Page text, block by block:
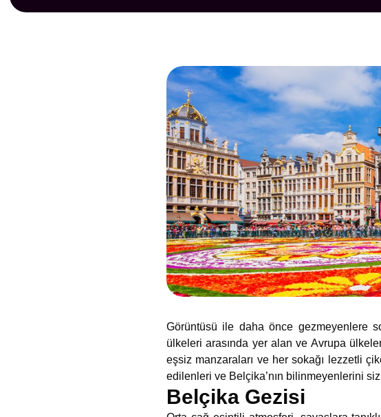
Görüntüsü ile daha önce gezmeyenlere
ülkeleri arasında yer alan ve Avrupa
eşsiz manzaraları ve her sokağı lezzetli
edilenleri ve Belçika’nın bilinmeyenlerini
Belçika Gezisi